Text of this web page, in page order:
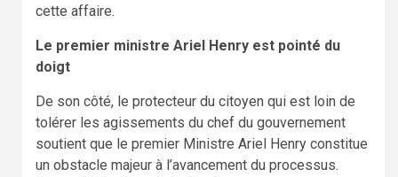
cette affaire.
Le premier ministre Ariel Henry est pointé du
doigt
De son côté, le protecteur du citoyen qui est loin de
tolérer les agissements du chef du gouvernement
soutient que le premier Ministre Ariel Henry constitue
un obstacle majeur à l’avancement du processus.